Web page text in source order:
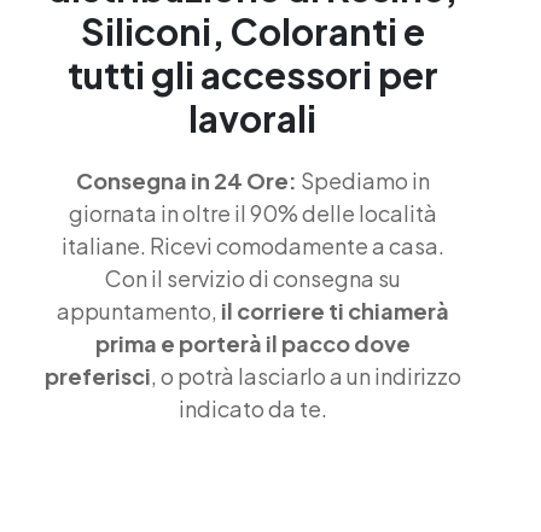
Siliconi, Coloranti e
tutti gli accessori per
lavorali
Consegna in 24 Ore: Spediamo in
giornata in oltre il 90% delle località
italiane. Ricevi comodamente a casa.
Con il servizio di consegna su
appuntamento, il corriere ti chiamerà
prima e porterà il pacco dove
preferisci, o potrà lasciarlo a un indirizzo
indicato da te.